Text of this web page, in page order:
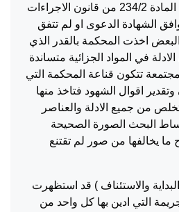
وفي هذا الخصوص نصت المادة 234/2 من قانون الاجراءات
الشهادة الدعوى او لم تتفق
اخذت المحكمة بالقدر الذي
في المواد الجزائية متساندة
تتكون قناعة المحكمة التي
اقوال الشهود فتاخذ منها
من جميع الادلة والعناصر
البحث الصورة الصحيحة
ما يخالفها من صور لم تقتنع
والاستئناف ) قد استظهرت
التي ادين بها كل واحد من